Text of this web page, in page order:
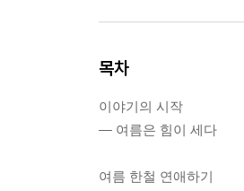
목차
이야기의 시작
― 여름은 힘이 세다
여름 한철 연애하기